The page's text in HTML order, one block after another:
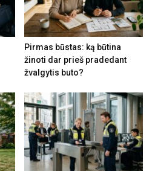
Pirmas būstas: ką būtina
žinoti dar prieš pradedant
žvalgytis buto?